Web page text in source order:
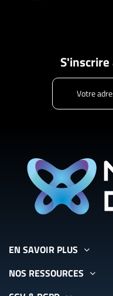
EN SAVOIR PLUS
NOS RESSOURCES